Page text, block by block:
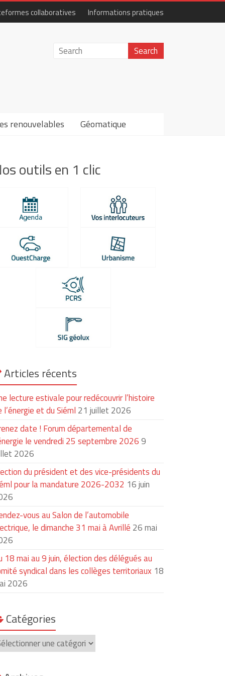
collaboratives Informations pratiques
renouvelables Géomatique
outils en 1 clic
Articles récents
lecture estivale pour redécouvrir l’histoire
l’énergie et du Siéml 21 juillet 2026
date ! Forum départemental de
le vendredi 25 septembre 20269
2026
du président et des vice-présidents du
pour la mandature 2026-2032 16 juin
vous au Salon de l’automobile
le dimanche 31 mai à Avrillé 26 mai
18 mai au 9 juin, élection des délégués au
syndical dans les collèges territoriaux 18
2026
Catégories